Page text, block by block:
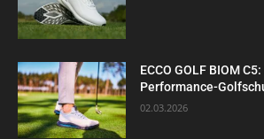
ECCO GOLF BIOM
Performance-
02.03.2026